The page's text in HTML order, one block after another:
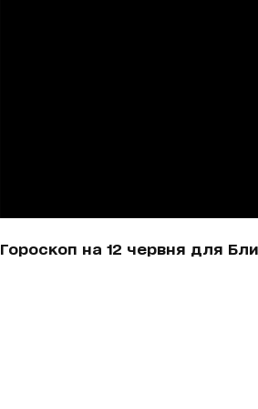
Гороскоп на 12 червня для